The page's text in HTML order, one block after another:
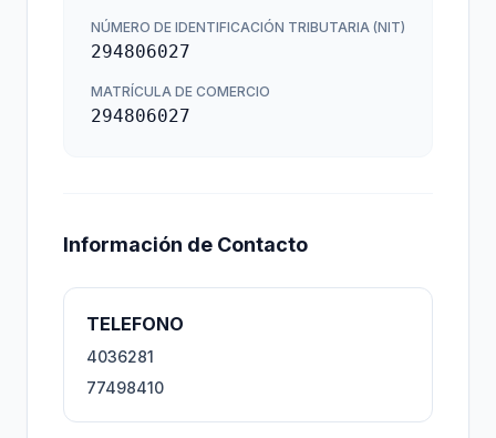
NÚMERO DE IDENTIFICACIÓN TRIBUTARIA (NIT)
294806027
MATRÍCULA DE COMERCIO
294806027
Información de Contacto
TELEFONO
4036281
77498410